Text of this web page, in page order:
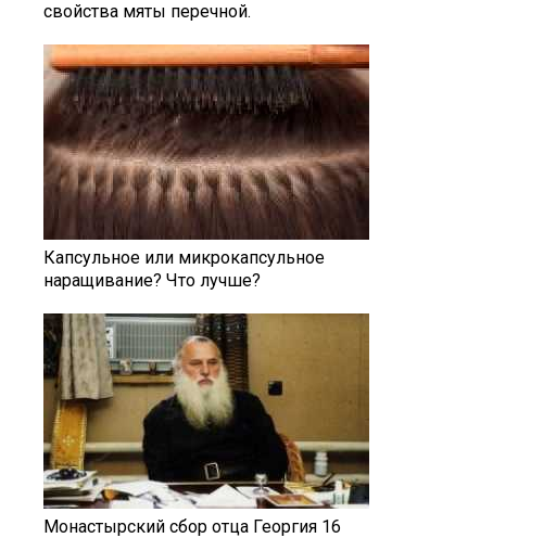
свойства мяты перечной.
Капсульное или микрокапсульное
наращивание? Что лучше?
Монастырский сбор отца Георгия 16